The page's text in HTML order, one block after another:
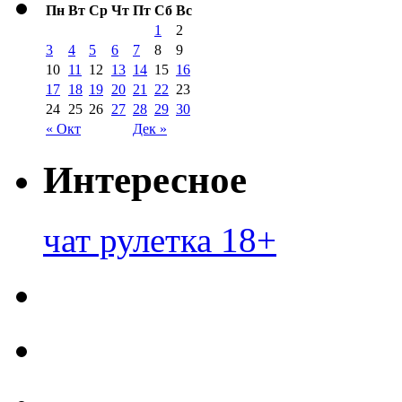
Пн Вт Ср Чт Пт Сб Вс
« Окт Дек »
1
2
3
4 5 6 7 8
9
10 11 12 13 14 15 16
17 18 19 20 21 22 23
24 25 26 27 28 29 30
Интересное
чат рулетка 18+